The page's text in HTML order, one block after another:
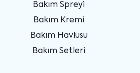
Bakım Spreyi
Bakım Kremi
Bakım Havlusu
Bakım Setleri